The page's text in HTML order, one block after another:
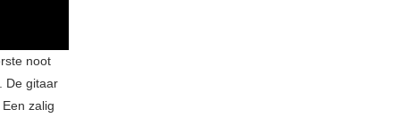
noot
De gitaar
zalig